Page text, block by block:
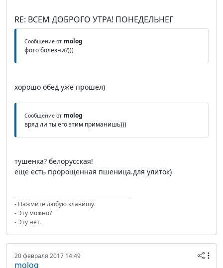
RE: ВСЕМ ДОБРОГО УТРА! ПОНЕДЕЛЬНЕГ
Сообщение от molog
фото болезни?)))
хорошо обед уже прошел)
Сообщение от molog
вряд ли ты его этим приманишь)))
тушенка? белорусская!
еще есть пророщенная пшеница.для улиток)
- Нажмите любую клавишу.
- Эту можно?
- Эту нет.
20 февраля 2017 14:49
molog